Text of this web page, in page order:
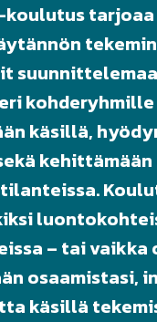
koulutus
käsillä,
– tai vaikka
osaamistasi,
käsillä